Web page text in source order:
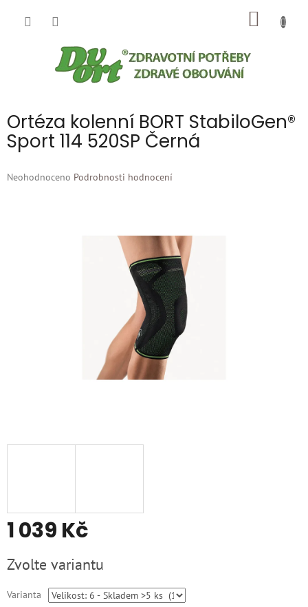
Ortéza kolenní BORT StabiloGen®
Sport 114 520SP Černá
Průměrné
Neohodnoceno Podrobnosti hodnocení
1 039 Kč
cena:
Zvolte variantu
Varianta